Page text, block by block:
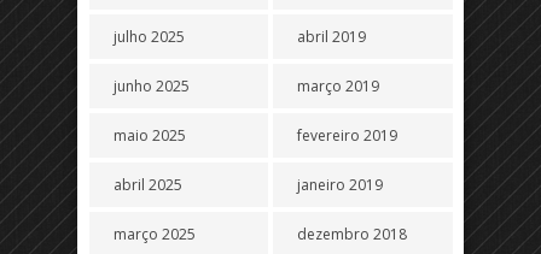
julho 2025
junho 2025
maio 2025
abril 2025
março 2025
abril 2019
março 2019
fevereiro 2019
janeiro 2019
dezembro 2018